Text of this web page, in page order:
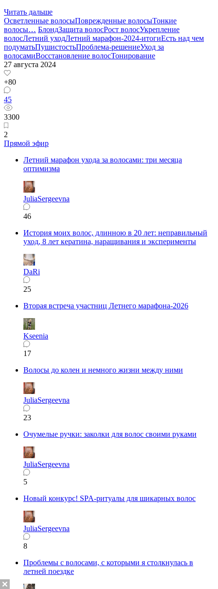
Читать дальше
Осветленные волосыПоврежденные волосыТонкие
волосы… БлондЗащита волосРост волосУкрепление
волосЛетний уходЛетний марафон-2024-итогиЕсть над чем
подуматьПушистостьПроблема-решениеУход за
волосамиВосстановление волосТонирование
27 августа 2024
+80
45
3300
2
Прямой эфир
Летний марафон ухода за волосами: три месяца
оптимизма
JuliaSergeevna
46
История моих волос, длинною в 20 лет: неправильный
уход, 8 лет кератина, наращивания и эксперименты
DaRi
25
Вторая встреча участниц Летнего марафона-2026
Kseenia
17
Волосы до колен и немного жизни между ними
JuliaSergeevna
23
Очумелые ручки: заколки для волос своими руками
JuliaSergeevna
5
Новый конкурс! SPA-ритуалы для шикарных волос
JuliaSergeevna
8
Проблемы с волосами, с которыми я столкнулась в
летней поездке